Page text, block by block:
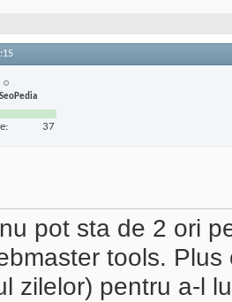
37
pot sta de 2 ori
tools.
zilelor) pentru a-l